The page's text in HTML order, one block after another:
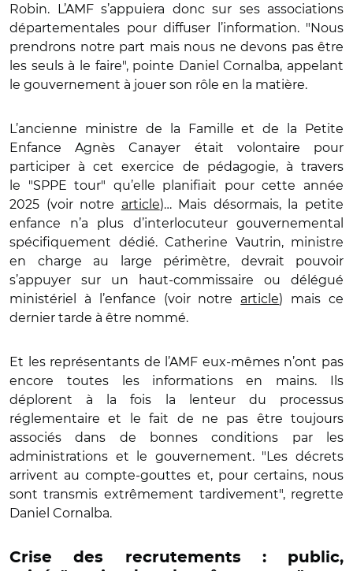
Robin. L’AMF s’appuiera donc sur ses associations
départementales pour diffuser l’information. "Nous
prendrons notre part mais nous ne devons pas être
les seuls à le faire", pointe Daniel Cornalba, appelant
le gouvernement à jouer son rôle en la matière.
L’ancienne ministre de la Famille et de la Petite
Enfance Agnès Canayer était volontaire pour
participer à cet exercice de pédagogie, à travers
le "SPPE tour" qu’elle planifiait pour cette année
2025 (voir notre article)… Mais désormais, la petite
enfance n’a plus d’interlocuteur gouvernemental
spécifiquement dédié. Catherine Vautrin, ministre
en charge au large périmètre, devrait pouvoir
s’appuyer sur un haut-commissaire ou délégué
ministériel à l’enfance (voir notre article) mais ce
dernier tarde à être nommé.
Et les représentants de l’AMF eux-mêmes n’ont pas
encore toutes les informations en mains. Ils
déplorent à la fois la lenteur du processus
réglementaire et le fait de ne pas être toujours
associés dans de bonnes conditions par les
administrations et le gouvernement. "Les décrets
arrivent au compte-gouttes et, pour certains, nous
sont transmis extrêmement tardivement", regrette
Daniel Cornalba.
Crise des recrutements : public,